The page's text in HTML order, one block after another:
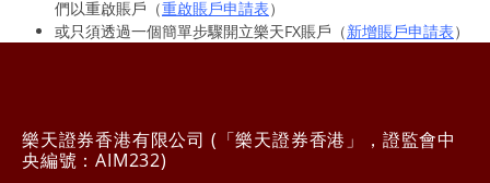
們以重啟賬戶（重啟賬戶申請表）
或只須透過一個簡單步驟開立樂天FX賬戶（新增賬戶申請表）
樂天證券香港有限公司 (「樂天證券香港」，證監會中
央編號：AIM232)